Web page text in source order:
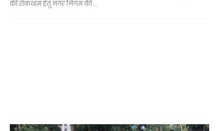
की रोकथाम हेतु नगर निगम की …